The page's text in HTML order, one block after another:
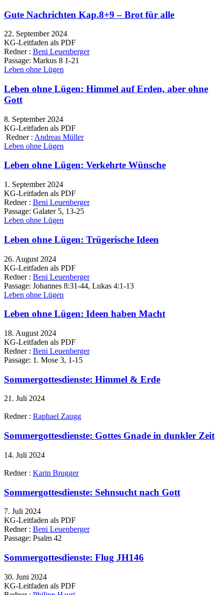
Gute Nachrichten Kap.8+9 – Brot für alle
22. September 2024
KG-Leitfaden als PDF
Redner : Beni Leuenberger
Passage: Markus 8 1-21
Leben ohne Lügen
Leben ohne Lügen: Himmel auf Erden, aber ohne
Gott
8. September 2024
KG-Leitfaden als PDF
Redner : Andreas Müller
Leben ohne Lügen
Leben ohne Lügen: Verkehrte Wünsche
1. September 2024
KG-Leitfaden als PDF
Redner : Beni Leuenberger
Passage: Galater 5, 13-25
Leben ohne Lügen
Leben ohne Lügen: Trügerische Ideen
26. August 2024
KG-Leitfaden als PDF
Redner : Beni Leuenberger
Passage: Johannes 8:31-44, Lukas 4:1-13
Leben ohne Lügen
Leben ohne Lügen: Ideen haben Macht
18. August 2024
KG-Leitfaden als PDF
Redner : Beni Leuenberger
Passage: 1. Mose 3, 1-15
Sommergottesdienste: Himmel & Erde
21. Juli 2024
Redner : Raphael Zaugg
Sommergottesdienste: Gottes Gnade in dunkler Zeit
14. Juli 2024
Redner : Karin Brugger
Sommergottesdienste: Sehnsucht nach Gott
7. Juli 2024
KG-Leitfaden als PDF
Redner : Beni Leuenberger
Passage: Psalm 42
Sommergottesdienste: Flug JH146
30. Juni 2024
KG-Leitfaden als PDF